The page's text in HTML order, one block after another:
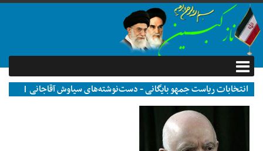
انتخابات ریاست جمهو بایگانی - دست‌نوشته‌های سیاوش آقاجانی |
نازکبین